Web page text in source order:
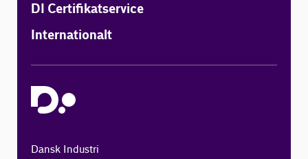
DI Certifikatservice
Internationalt
Dansk Industri